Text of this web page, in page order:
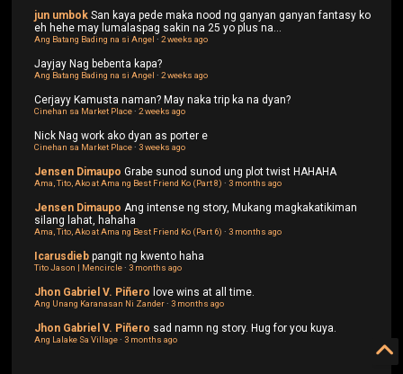
jun umbok San kaya pede maka nood ng ganyan ganyan fantasy ko
eh hehe may lumalaspag sakin na 25 yo plus na...
Ang Batang Bading na si Angel ·2 weeks ago
JayjayNag bebenta kapa?
Ang Batang Bading na si Angel ·2 weeks ago
CerjayyKamusta naman? May naka trip ka na dyan?
Cinehan sa Market Place·2 weeks ago
NickNag work ako dyan as porter e
Cinehan sa Market Place·3 weeks ago
Jensen Dimaupo Grabe sunod sunod ung plot twist HAHAHA
Ama, Tito, Ako at Ama ng Best Friend Ko (Part 8) ·3 months ago
Jensen Dimaupo Ang intense ng story, Mukang magkakatikiman
silang lahat, hahaha
Ama, Tito, Ako at Ama ng Best Friend Ko (Part 6) ·3 months ago
Icarusdieb pangit ng kwento haha
Tito Jason | Mencircle·3 months ago
Jhon Gabriel V. Piñero love wins at all time.
Ang Unang Karanasan Ni Zander·3 months ago
Jhon Gabriel V. Piñero sad namn ng story. Hug for you kuya.
Ang Lalake Sa Village·3 months ago